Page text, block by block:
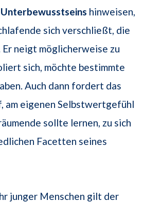
hinweisen,
sich verschließt, die
Er neigt möglicherweise zu
sich, möchte bestimmte
Auch dann fordert das
am eigenen Selbstwertgefühl
sollte lernen, zu sich
Facetten seines
junger Menschen gilt der